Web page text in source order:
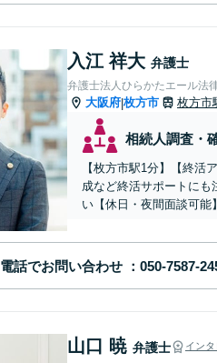
入江 祥大 弁護士
弁護士法人ひらかたエール法
大阪府|枚方市 枚方市
相続人調査・
【枚方市駅1分】【終活
成など終活サポートにも
い【休日・夜間面談可能】
電話でお問い合わせ
山口 暁 弁護士 イン